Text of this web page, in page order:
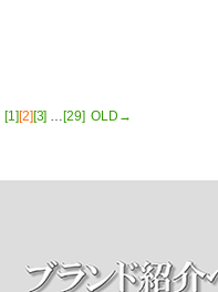
[1][2][3] …[29] OLD→